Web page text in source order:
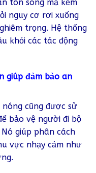
tôn sóng mạ kẽm
nguy cơ rơi xuống
trọng. Hệ thống
khỏi các tác động
giúp đảm bảo an
cũng được sử
bảo vệ người đi bộ
giúp phân cách
vực nhạy cảm như